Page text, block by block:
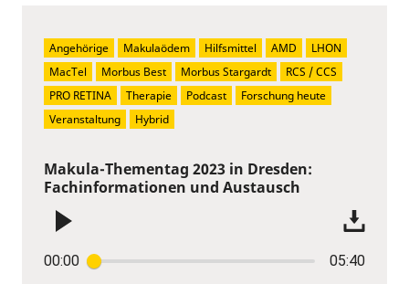
Makula-Thementag 2023 in Dresden:
Fachinformationen und Austausch
00:00 05:40
Angehörige Makulaödem Hilfsmittel AMD
LHON
MacTel
Morbus Best Morbus Stargardt
RCS / CCS
PRO RETINA
Therapie Podcast
Forschung heute
Veranstaltung
Hybrid